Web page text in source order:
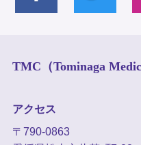
TMC（Tominaga
アクセス
〒790-0863